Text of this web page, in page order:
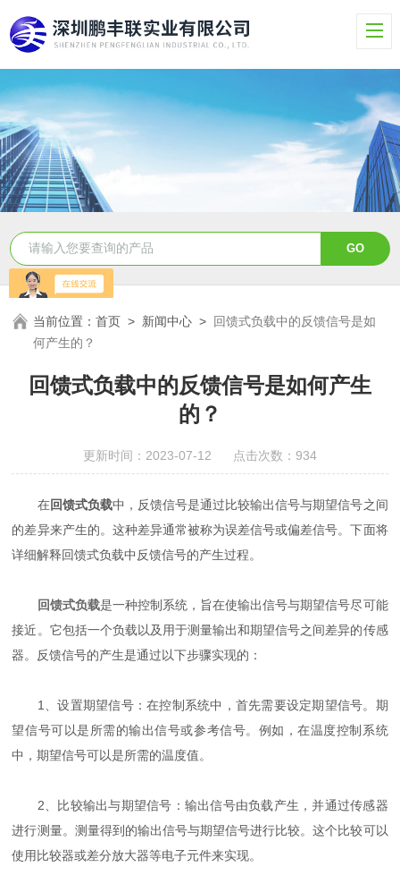
当前位置：首页 > 新闻中心 > 回馈式负载中的反馈信号是如
何产生的？
回馈式负载中的反馈信号是如何产生
的？
更新时间：2023-07-12 点击次数：934
在回馈式负载中，反馈信号是通过比较输出信号与期望信号之间
的差异来产生的。这种差异通常被称为误差信号或偏差信号。下面将
详细解释回馈式负载中反馈信号的产生过程。
回馈式负载是一种控制系统，旨在使输出信号与期望信号尽可能
接近。它包括一个负载以及用于测量输出和期望信号之间差异的传感
器。反馈信号的产生是通过以下步骤实现的：
1、设置期望信号：在控制系统中，首先需要设定期望信号。期
望信号可以是所需的输出信号或参考信号。例如，在温度控制系统
中，期望信号可以是所需的温度值。
2、比较输出与期望信号：输出信号由负载产生，并通过传感器
进行测量。测量得到的输出信号与期望信号进行比较。这个比较可以
使用比较器或差分放大器等电子元件来实现。